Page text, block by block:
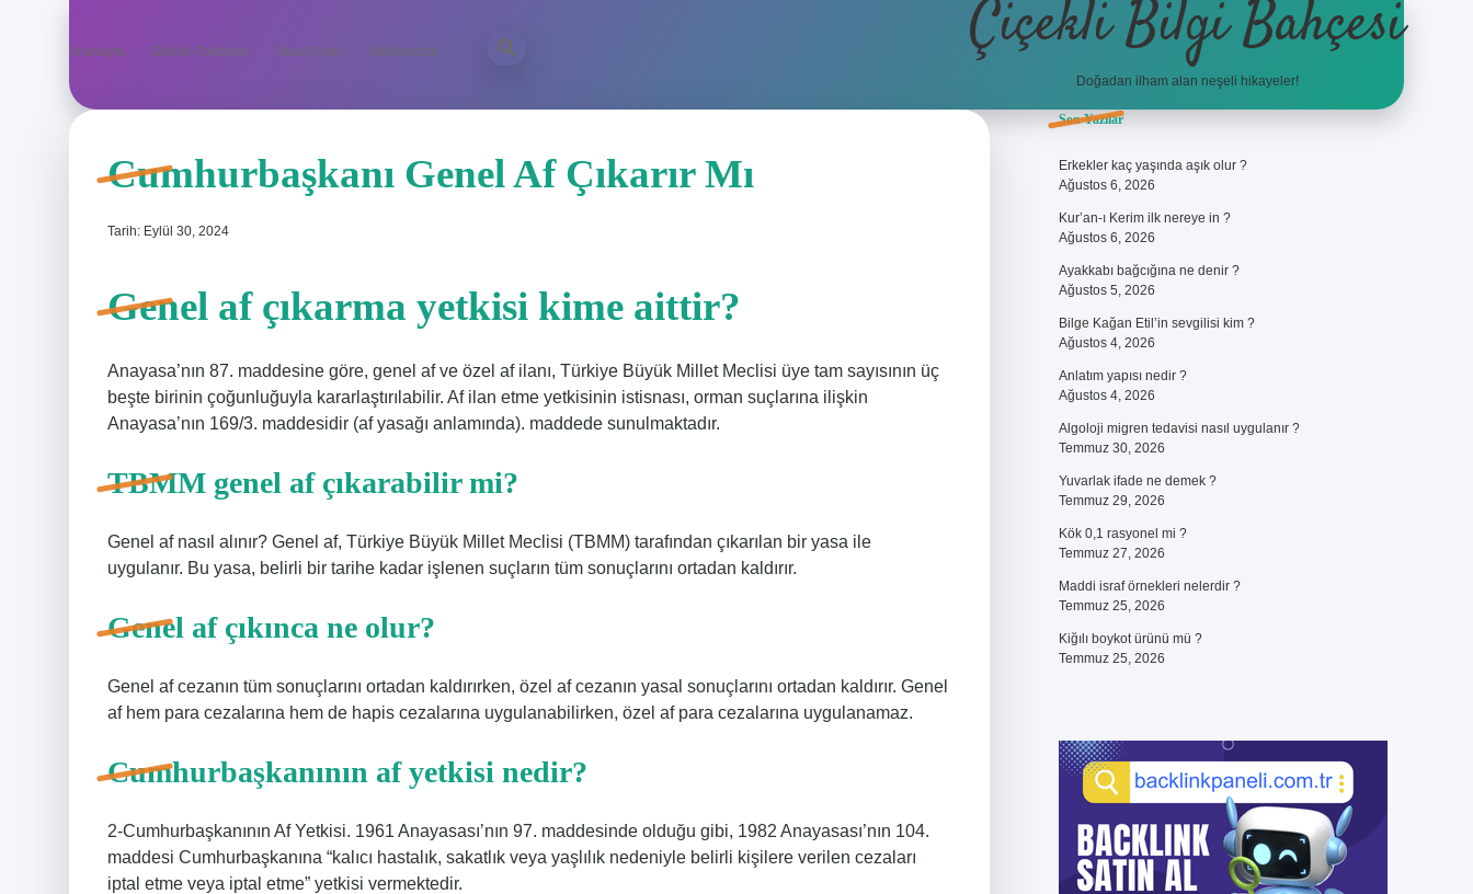
Anasayfa Gizlilik Politikası Yasal Uyarı Hakkımızda Çiçekli Bilgi Bahçesi
Doğadan ilham alan neşeli hikayeler!
Cumhurbaşkanı Genel Af Çıkarır Mı
Tarih: Eylül 30, 2024
Genel af çıkarma yetkisi kime aittir?
Anayasa’nın 87. maddesine göre, genel af ve özel af ilanı, Türkiye Büyük Millet Meclisi üye tam sayısının üç
beşte birinin çoğunluğuyla kararlaştırılabilir. Af ilan etme yetkisinin istisnası, orman suçlarına ilişkin
Anayasa’nın 169/3. maddesidir (af yasağı anlamında). maddede sunulmaktadır.
TBMM genel af çıkarabilir mi?
Genel af nasıl alınır? Genel af, Türkiye Büyük Millet Meclisi (TBMM) tarafından çıkarılan bir yasa ile
uygulanır. Bu yasa, belirli bir tarihe kadar işlenen suçların tüm sonuçlarını ortadan kaldırır.
Genel af çıkınca ne olur?
Genel af cezanın tüm sonuçlarını ortadan kaldırırken, özel af cezanın yasal sonuçlarını ortadan kaldırır. Genel
af hem para cezalarına hem de hapis cezalarına uygulanabilirken, özel af para cezalarına uygulanamaz.
Cumhurbaşkanının af yetkisi nedir?
2-Cumhurbaşkanının Af Yetkisi. 1961 Anayasası’nın 97. maddesinde olduğu gibi, 1982 Anayasası’nın 104.
maddesi Cumhurbaşkanına “kalıcı hastalık, sakatlık veya yaşlılık nedeniyle belirli kişilere verilen cezaları
iptal etme veya iptal etme” yetkisi vermektedir.
Sidebar
Son Yazılar
Erkekler kaç yaşında aşık olur ?
Ağustos 6, 2026
Kur’an-ı Kerim ilk nereye in ?
Ağustos 6, 2026
Ayakkabı bağcığına ne denir ?
Ağustos 5, 2026
Bilge Kağan Etil’in sevgilisi kim ?
Ağustos 4, 2026
Anlatım yapısı nedir ?
Ağustos 4, 2026
Algoloji migren tedavisi nasıl uygulanır ?
Temmuz 30, 2026
Yuvarlak ifade ne demek ?
Temmuz 29, 2026
Kök 0,1 rasyonel mi ?
Temmuz 27, 2026
Maddi israf örnekleri nelerdir ?
Temmuz 25, 2026
Kiğılı boykot ürünü mü ?
Temmuz 25, 2026